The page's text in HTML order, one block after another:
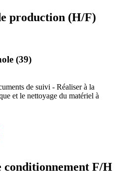
production (H/F)
(39)
de suivi - Réaliser à la
et le nettoyage du matériel à
conditionnement F/H